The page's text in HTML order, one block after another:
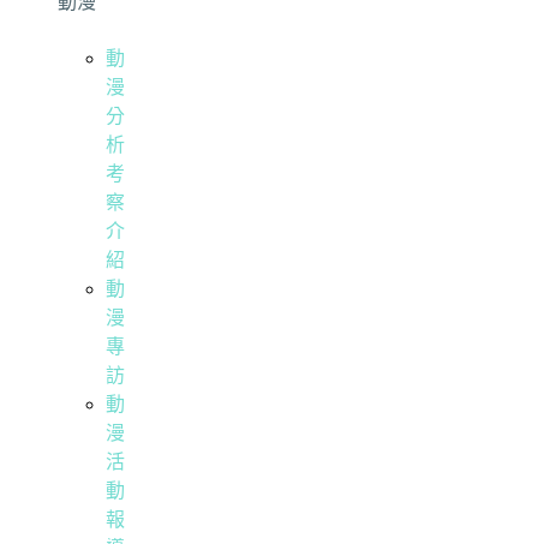
動
漫
分
析
考
察
介
紹
動
漫
專
訪
動
漫
活
動
報